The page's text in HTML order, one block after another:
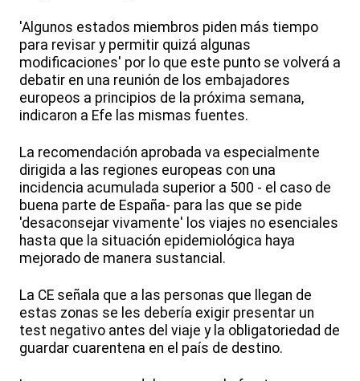
'Algunos estados miembros piden más tiempo
para revisar y permitir quizá algunas
modificaciones' por lo que este punto se volverá a
debatir en una reunión de los embajadores
europeos a principios de la próxima semana,
indicaron a Efe las mismas fuentes.
La recomendación aprobada va especialmente
dirigida a las regiones europeas con una
incidencia acumulada superior a 500 - el caso de
buena parte de España- para las que se pide
'desaconsejar vivamente' los viajes no esenciales
hasta que la situación epidemiológica haya
mejorado de manera sustancial.
La CE señala que a las personas que llegan de
estas zonas se les debería exigir presentar un
test negativo antes del viaje y la obligatoriedad de
guardar cuarentena en el país de destino.